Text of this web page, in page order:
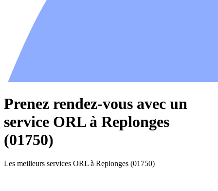
Prenez rendez-vous avec un
service ORL à Replonges
(01750)
Les meilleurs services ORL à Replonges (01750)